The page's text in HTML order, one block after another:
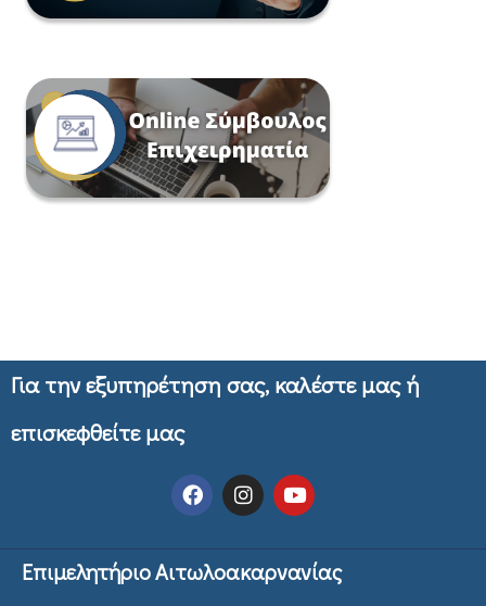
Για την εξυπηρέτηση σας, καλέστε μας ή
επισκεφθείτε μας
Επιμελητήριο Αιτωλοακαρνανίας